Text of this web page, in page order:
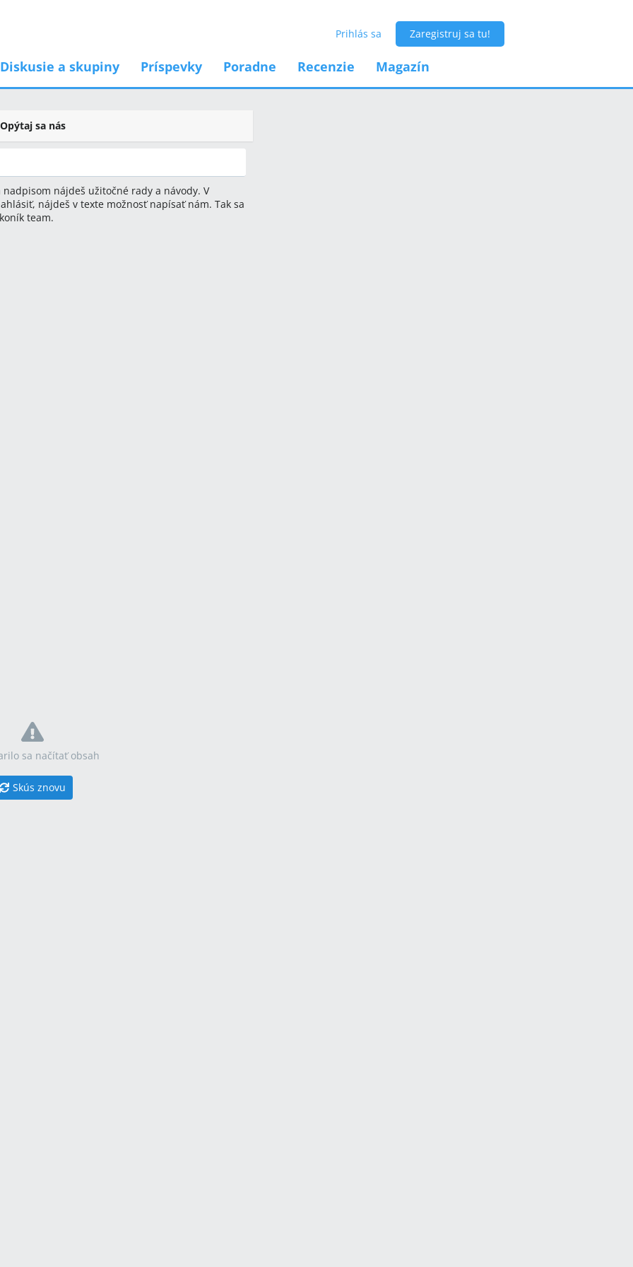
Prihlás sa Zaregistruj sa tu!
Diskusie a skupiny Príspevky Poradne Recenzie Magazín
Opýtaj sa nás
nájdeš užitočné rady a návody. V
nájdeš v texte možnosť napísať nám. Tak sa
team.
sa načítať obsah
Skús znovu